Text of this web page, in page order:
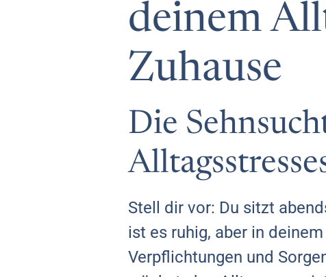
deinem
Zuhause
Die
Stell dir vor: Du sitzt
ist es ruhig, aber in
Verpflichtungen und